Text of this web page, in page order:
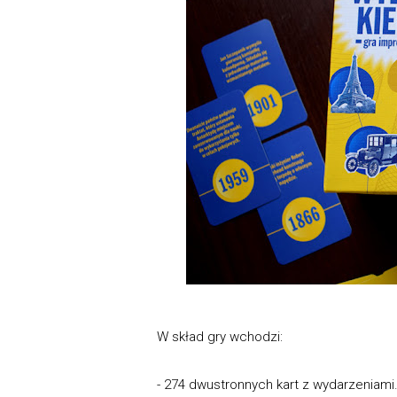
W skład gry wchodzi:
- 274 dwustronnych kart z wydarzeniami.